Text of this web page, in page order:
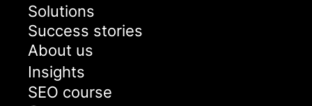
Solutions
Success stories
About us
Insights
SEO course